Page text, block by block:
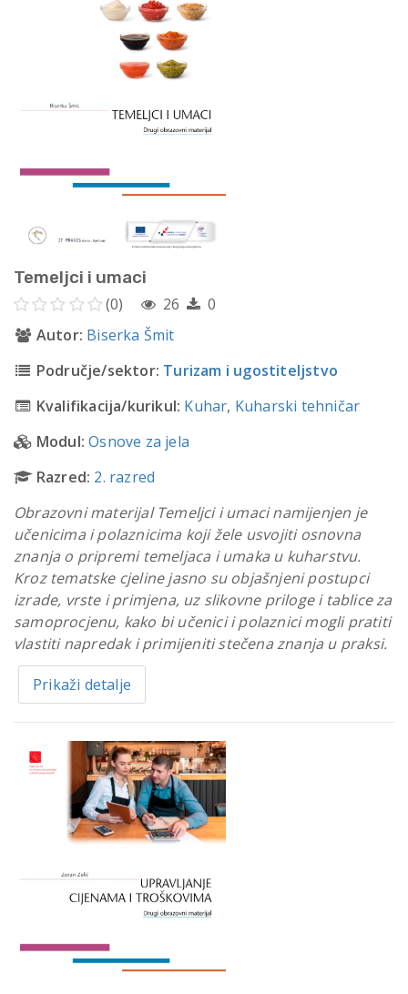
Temeljci i umaci
(0) 26
0
Autor: Biserka Šmit
Područje/sektor: Turizam i ugostiteljstvo
Kvalifikacija/kurikul: Kuhar, Kuharski tehničar
Modul: Osnove za jela
Razred: 2. razred
Obrazovni materijal Temeljci i umaci namijenjen je
učenicima i polaznicima koji žele usvojiti osnovna
znanja o pripremi temeljaca i umaka u kuharstvu.
Kroz tematske cjeline jasno su objašnjeni postupci
izrade, vrste i primjena, uz slikovne priloge i tablice za
samoprocjenu, kako bi učenici i polaznici mogli pratiti
vlastiti napredak i primijeniti stečena znanja u praksi.
Prikaži detalje